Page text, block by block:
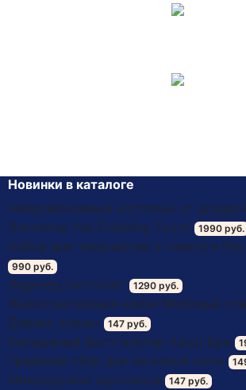
Новинки в каталоге
Непромокаемые костюмы от дождя
Эпилятор Yes Finishing Touch 1990 руб.
Набор для творчества в темноте
990 руб.
Леденец-пистолет 1290 руб.
Жиросжигающие капли Медовый
Дерево хурмы 147 руб.
Бесшовный бюстгальтер Ажур Бра
Травяной сбор для мужской силы
Микродозинг мухомора 147 руб.